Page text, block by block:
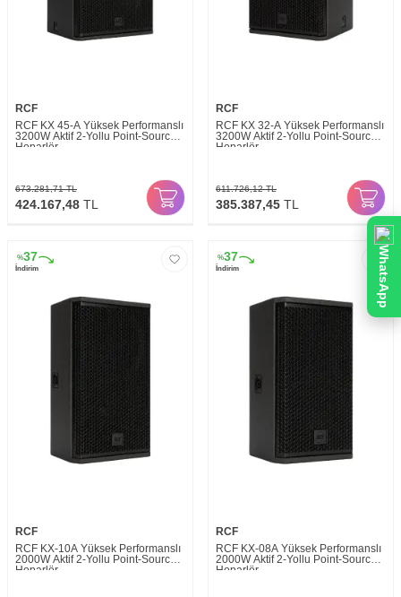
RCF
RCF KX 45-A Yüksek Performanslı
3200W Aktif 2-Yollu Point-Source
Hoparlör
673.281,71TL
424.167,48 TL
RCF
RCF KX 32-A Yüksek Performanslı
3200W Aktif 2-Yollu Point-Source
Hoparlör
611.726,12TL
385.387,45 TL
%37
İndirim
RCF
RCF KX-10A Yüksek Performanslı
2000W Aktif 2-Yollu Point-Source
Hoparlör
%37
İndirim
RCF
RCF KX-08A Yüksek Performanslı
2000W Aktif 2-Yollu Point-Source
Hoparlör
WhatsApp